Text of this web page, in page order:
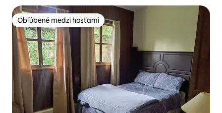
Obľúbené medzi hosťami
Obľúbené medzi hosťami